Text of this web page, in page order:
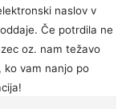
naslov v
Če potrdila ne
oz. nam težavo
ko vam nanjo po